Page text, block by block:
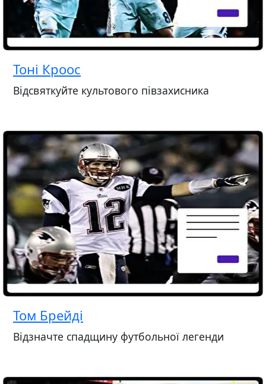
Тоні Кроос
Відсвяткуйте культового півзахисника
Том Брейді
Відзначте спадщину футбольної легенди